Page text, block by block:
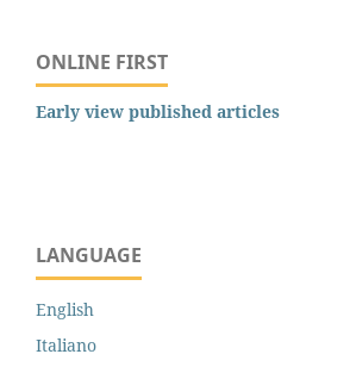
ONLINE FIRST
Early view published articles
LANGUAGE
English
Italiano